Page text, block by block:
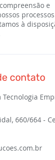
e
à
contato
660/664 -